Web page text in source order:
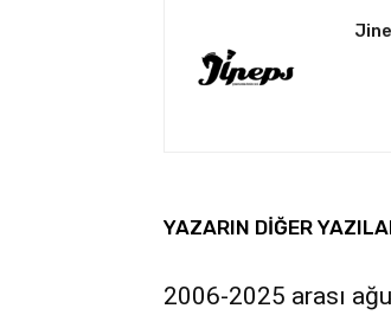
YAZARIN DIĞER
2006-2025 arası